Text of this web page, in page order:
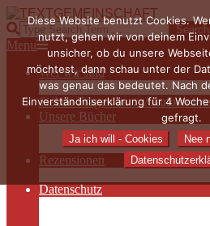
Skip
to
content
TEXTGEMEINSCHAFT
Search
Primary
Navigation
Menu
Menu
Wer wir sind
Die Hauptakteurinnen
Sieben Fragen an… /
Unsere Bücher
Autorenservices
Autorenprofile
Rezensionen
Datenschutz
Diese Website benutzt Cookies.
nutzt, gehen wir von deinem
unsicher, ob du unsere
möchtest, dann schau unter der
was genau das bedeutet. Nach
Einverständniserklärung für 4
gefragt.
Ja ich will - Cookies
Nee